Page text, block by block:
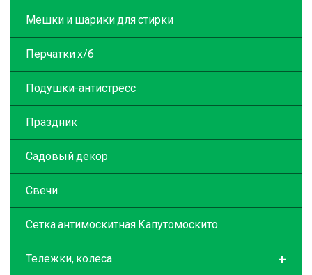
Мешки и шарики для стирки
Перчатки х/б
Подушки-антистресс
Праздник
Садовый декор
Свечи
Сетка антимоскитная Капутомоскито
+
Тележки, колеса